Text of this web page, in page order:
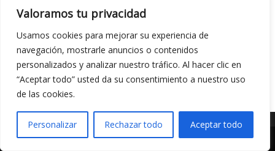
Valoramos tu privacidad
Usamos cookies para mejorar su experiencia de
navegación, mostrarle anuncios o contenidos
personalizados y analizar nuestro tráfico. Al hacer clic en
“Aceptar todo” usted da su consentimiento a nuestro uso
de las cookies.
Personalizar Rechazar todo Aceptar todo
Fotos Antiguas Fotos Antiguas 001
ULTIMAS NOTICIAS
Aviso legal
©Copyright 2020 realizado porMarketing A Empresas